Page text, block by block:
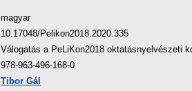
magyar
10.17048/Pelikon2018.2020.335
Válogatás a PeLiKon2018 oktatásnyelvészeti
978-963-496-168-0
Tibor Gál